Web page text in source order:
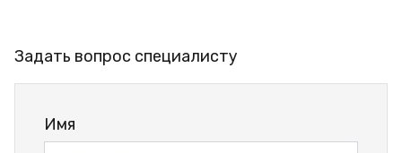
Задать вопрос специалисту
Имя